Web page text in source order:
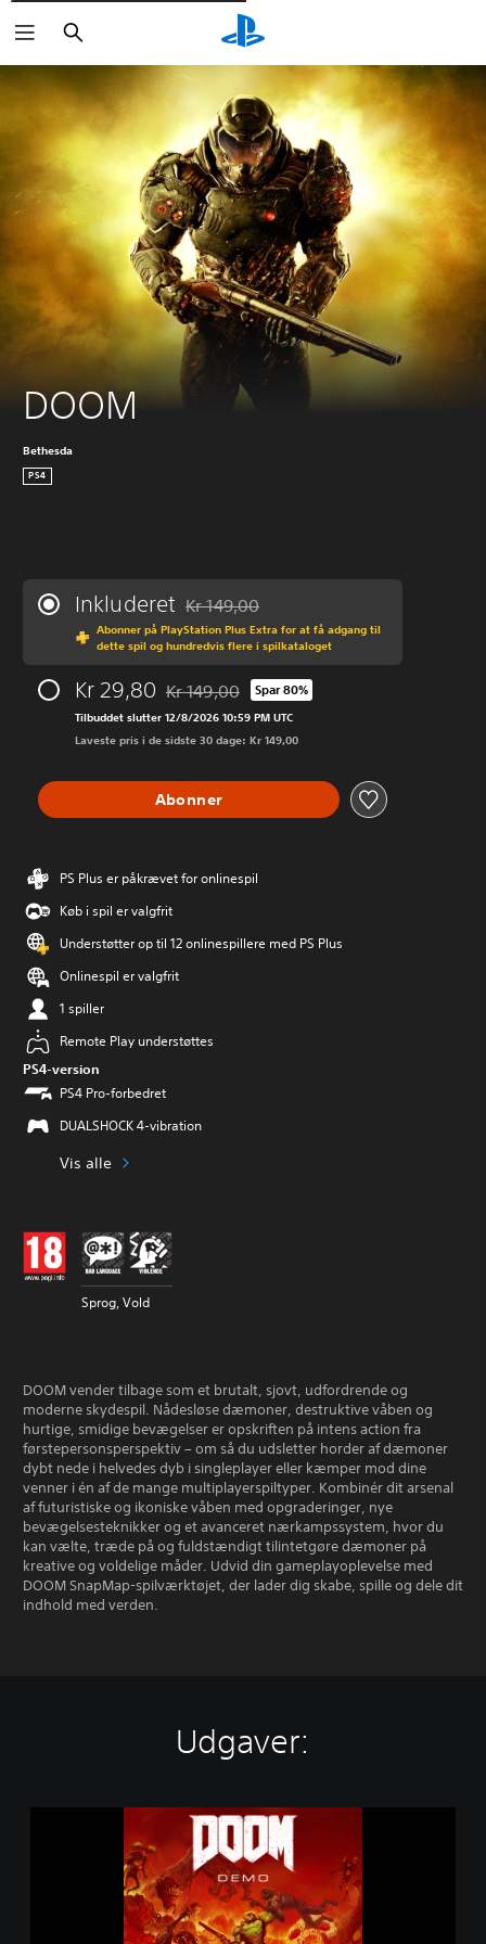
Søg
DOOM
Bethesda
PS4
Inkluderet Nedsat fra den normale pris på Kr 149,00
Kr 149,00
Abonner på PlayStation Plus Extra for at få adgang til
dette spil og hundredvis flere i spilkataloget
Kr 29,80 Nedsat fra den normale pris på Kr 149,00
Kr 149,00 Spar 80%
Tilbuddet slutter 12/8/2026 10:59 PM UTC
Laveste pris i de sidste 30 dage: Kr 149,00
Abonner
PS Plus er påkrævet for onlinespil
Køb i spil er valgfrit
Understøtter op til 12 onlinespillere med PS Plus
Onlinespil er valgfrit
1 spiller
Remote Play understøttes
PS4-version
PS4 Pro-forbedret
DUALSHOCK 4-vibration
Vis alle
Sprog, Vold
DOOM vender tilbage som et brutalt, sjovt, udfordrende og
moderne skydespil. Nådesløse dæmoner, destruktive våben og
hurtige, smidige bevægelser er opskriften på intens action fra
førstepersonsperspektiv – om så du udsletter horder af dæmoner
dybt nede i helvedes dyb i singleplayer eller kæmper mod dine
venner i én af de mange multiplayerspiltyper. Kombinér dit arsenal
af futuristiske og ikoniske våben med opgraderinger, nye
bevægelsesteknikker og et avanceret nærkampssystem, hvor du
kan vælte, træde på og fuldstændigt tilintetgøre dæmoner på
kreative og voldelige måder. Udvid din gameplayoplevelse med
DOOM SnapMap-spilværktøjet, der lader dig skabe, spille og dele dit
indhold med verden.
Udgaver: